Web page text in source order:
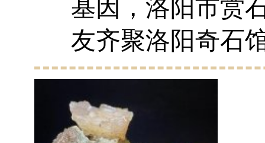
基因，洛阳市赏
友齐聚洛阳奇石
座谈交流活动。
友们围坐畅谈，